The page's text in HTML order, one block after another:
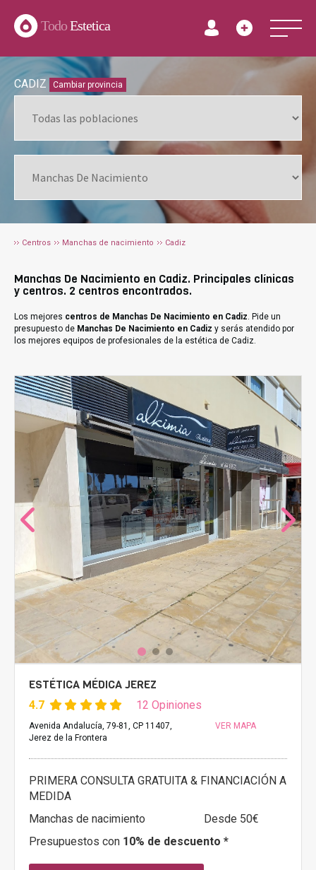
TodoEstetica
CADIZ Cambiar provincia
Centros Manchas de nacimiento Cadiz
Manchas De Nacimiento en Cadiz. Principales clínicas
y centros. 2 centros encontrados.
Los mejores centros de Manchas De Nacimiento en Cadiz. Pide un
presupuesto de Manchas De Nacimiento en Cadiz y serás atendido por
los mejores equipos de profesionales de la estética de Cadiz.
ESTÉTICA MÉDICA JEREZ
4.7 12 Opiniones
Avenida Andalucía, 79-81, CP 11407,
Jerez de la Frontera
VER MAPA
PRIMERA CONSULTA GRATUITA & FINANCIACIÓN A
MEDIDA
Manchas de nacimiento
Desde 50€
Presupuestos con 10% de descuento *